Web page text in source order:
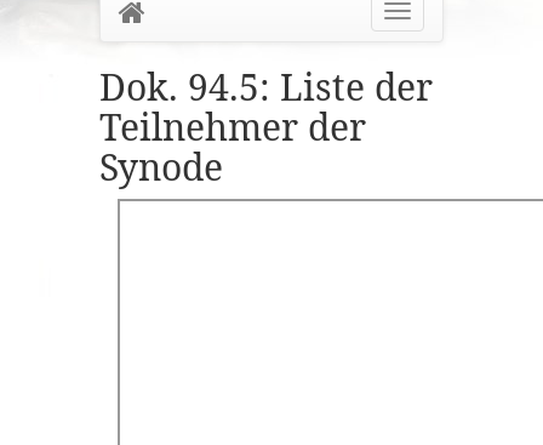
Toggle
navigation
Dok. 94.5: Liste der
Teilnehmer der
Synode